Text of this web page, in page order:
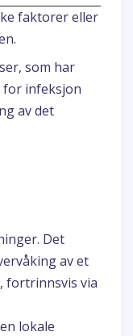
faktorer eller
som har
infeksjon
av det
Det
av et
fortrinnsvis via
lokale